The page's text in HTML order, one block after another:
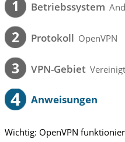
1 Betriebssystem
2 Protokoll OpenVPN
3 VPN-Gebiet
4 Anweisungen
Wichtig: OpenVPN